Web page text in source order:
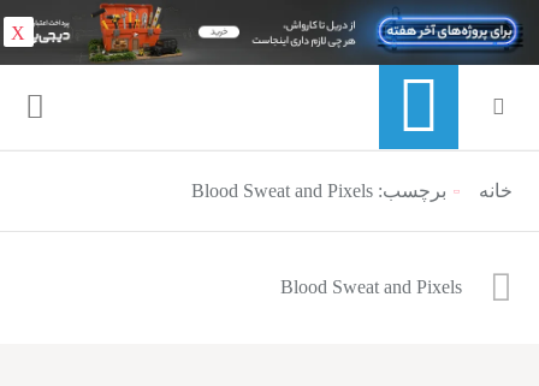
منوی ناوبری خرده نان
خانه برچسب: Blood Sweat and Pixels
Blood Sweat and Pixels
X